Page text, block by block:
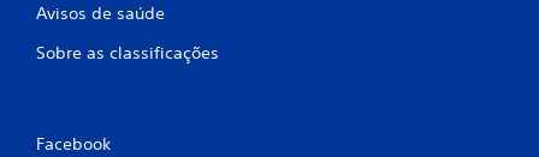
V
c
Avisos de saúde
Sobre as classificações
Facebook